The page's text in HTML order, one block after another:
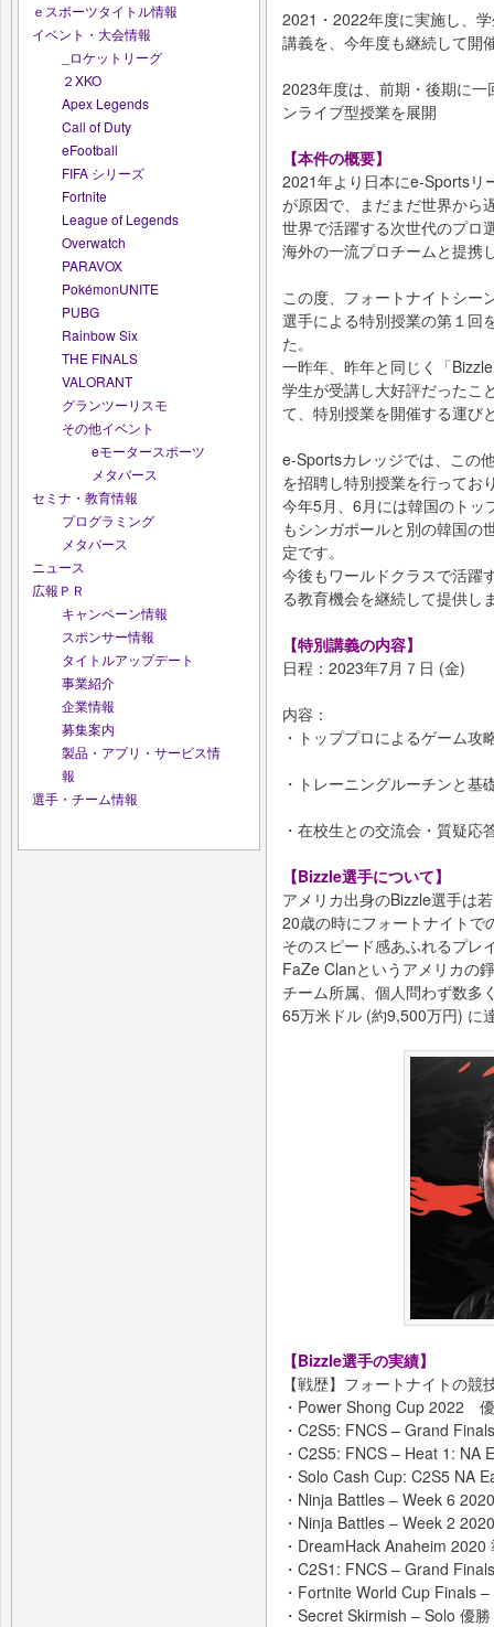
ｅスポーツタイトル情報
イベント・大会情報
_ロケットリーグ
２XKO
Apex Legends
Call of Duty
eFootball
FIFA シリーズ
Fortnite
League of Legends
Overwatch
PARAVOX
PokémonUNITE
PUBG
Rainbow Six
THE FINALS
VALORANT
グランツーリスモ
その他イベント
eモータースポーツ
メタバース
セミナ・教育情報
プログラミング
メタバース
ニュース
広報ＰＲ
キャンペーン情報
スポンサー情報
タイトルアップデート
事業紹介
企業情報
募集案内
製品・アプリ・サービス情
報
選手・チーム情報
2021・2022年度に実施し、
講義を、今年度も継続して開
2023年度は、前期・後期に
ンライブ型授業を展開
【本件の概要】
2021年より日本にe-Sportsリ
が原因で、まだまだ世界から
世界で活躍する次世代のプロ
海外の一流プロチームと提携
この度、フォートナイトシー
選手による特別授業の第１回
た。
一昨年、昨年と同じく「
学生が受講し大好評だったこ
て、特別授業を開催する運び
e-Sportsカレッジでは、この
を招聘し特別授業を行ってお
今年5月、6月には韓国のトッ
もシンガポールと別の韓国の
定です。
今後もワールドクラスで活躍
る教育機会を継続して提供し
【特別講義の内容】
日程：2023年7月７日 (金)
内容：
・トッププロによるゲーム攻
・トレーニングルーチンと基
・在校生との交流会・質疑応
【Bizzle選手について】
アメリカ出身のBizzle選手は
20歳の時にフォートナイトで
そのスピード感あふれるプレ
FaZe Clanというアメリカの
チーム所属、個人問わず数多
65万米ドル (約9,500万円) に
【Bizzle選手の実績】
【戦歴】フォートナイトの競
・Power Shong Cup 2022
・C2S5: FNCS – Grand
・C2S5: FNCS – Heat 1: NA
・Solo Cash Cup: C2S5 NA
・Ninja Battles – Week 6
・Ninja Battles – Week 2
・DreamHack Anaheim 2020
・C2S1: FNCS – Grand
・Fortnite World Cup Finals
・Secret Skirmish – Solo 優勝